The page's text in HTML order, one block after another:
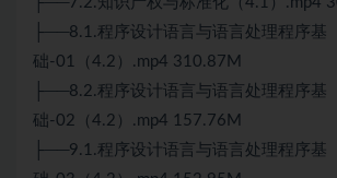
├──8.1.程序设计语言与语言处理程序基
础-01（4.2）.mp4 310.87M
├──8.2.程序设计语言与语言处理程序基
础-02（4.2）.mp4 157.76M
├──9.1.程序设计语言与语言处理程序基